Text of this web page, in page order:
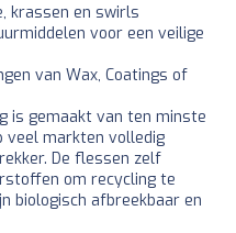
krassen en swirls
voor een veilige
van Wax, Coatings of
is gemaakt van ten minste
veel markten volledig
De flessen zelf
om recycling te
biologisch afbreekbaar en